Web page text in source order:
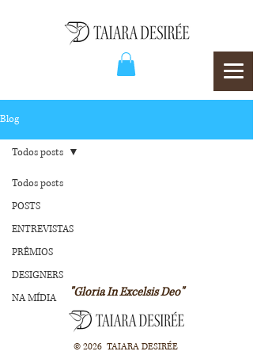
Blog
Todos posts
POSTS
ENTREVISTAS
PRÊMIOS
DESIGNERS
NA MÍDIA
Todos posts
"Gloria In Excelsis Deo"
© 2026 TAIARA DESIRÉE